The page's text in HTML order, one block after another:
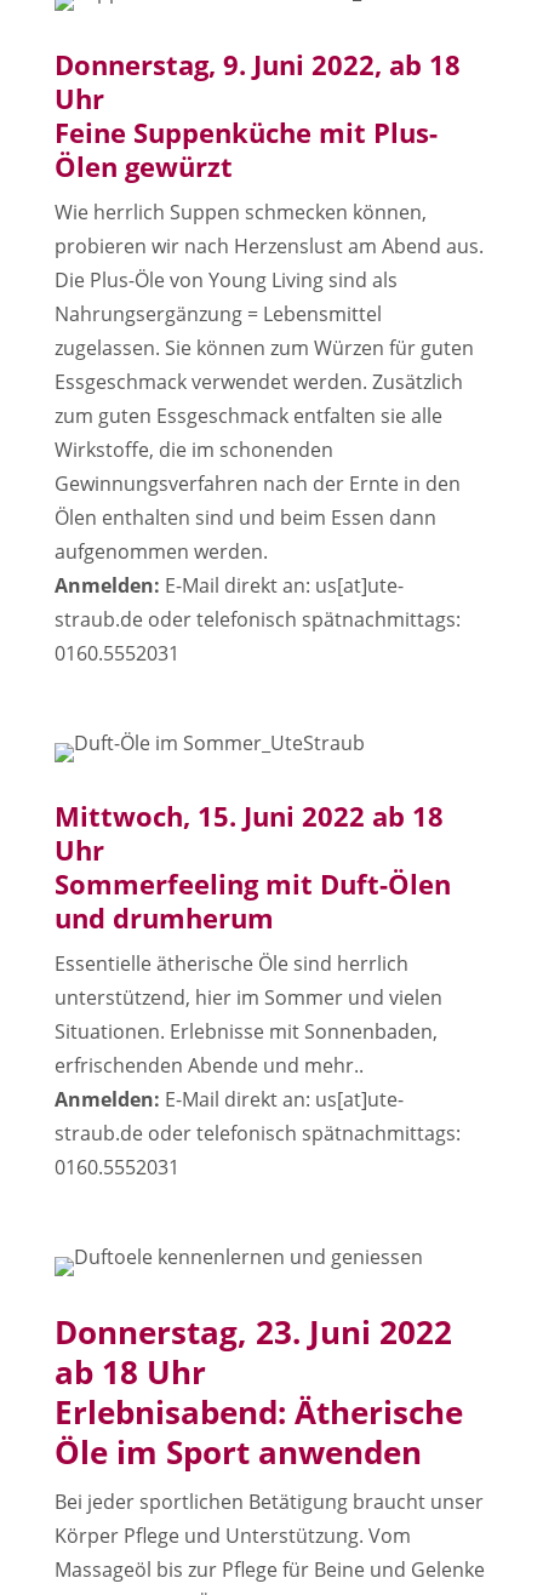
Donnerstag, 9. Juni 2022, ab 18
Uhr
Feine Suppenküche mit Plus-
Ölen gewürzt
Wie herrlich Suppen schmecken können,
probieren wir nach Herzenslust am Abend aus.
Die Plus-Öle von Young Living sind als
Nahrungsergänzung = Lebensmittel
zugelassen. Sie können zum Würzen für guten
Essgeschmack verwendet werden. Zusätzlich
zum guten Essgeschmack entfalten sie alle
Wirkstoffe, die im schonenden
Gewinnungsverfahren nach der Ernte in den
Ölen enthalten sind und beim Essen dann
aufgenommen werden.
Anmelden: E-Mail direkt an: us[at]ute-
straub.de oder telefonisch spätnachmittags:
0160.5552031
Mittwoch, 15. Juni 2022 ab 18
Uhr
Sommerfeeling mit Duft-Ölen
und drumherum
Essentielle ätherische Öle sind herrlich
unterstützend, hier im Sommer und vielen
Situationen. Erlebnisse mit Sonnenbaden,
erfrischenden Abende und mehr..
Anmelden: E-Mail direkt an: us[at]ute-
straub.de oder telefonisch spätnachmittags:
0160.5552031
Donnerstag, 23. Juni 2022
ab 18 Uhr
Erlebnisabend: Ätherische
Öle im Sport anwenden
Bei jeder sportlichen Betätigung braucht unser
Körper Pflege und Unterstützung. Vom
Massageöl bis zur Pflege für Beine und Gelenke